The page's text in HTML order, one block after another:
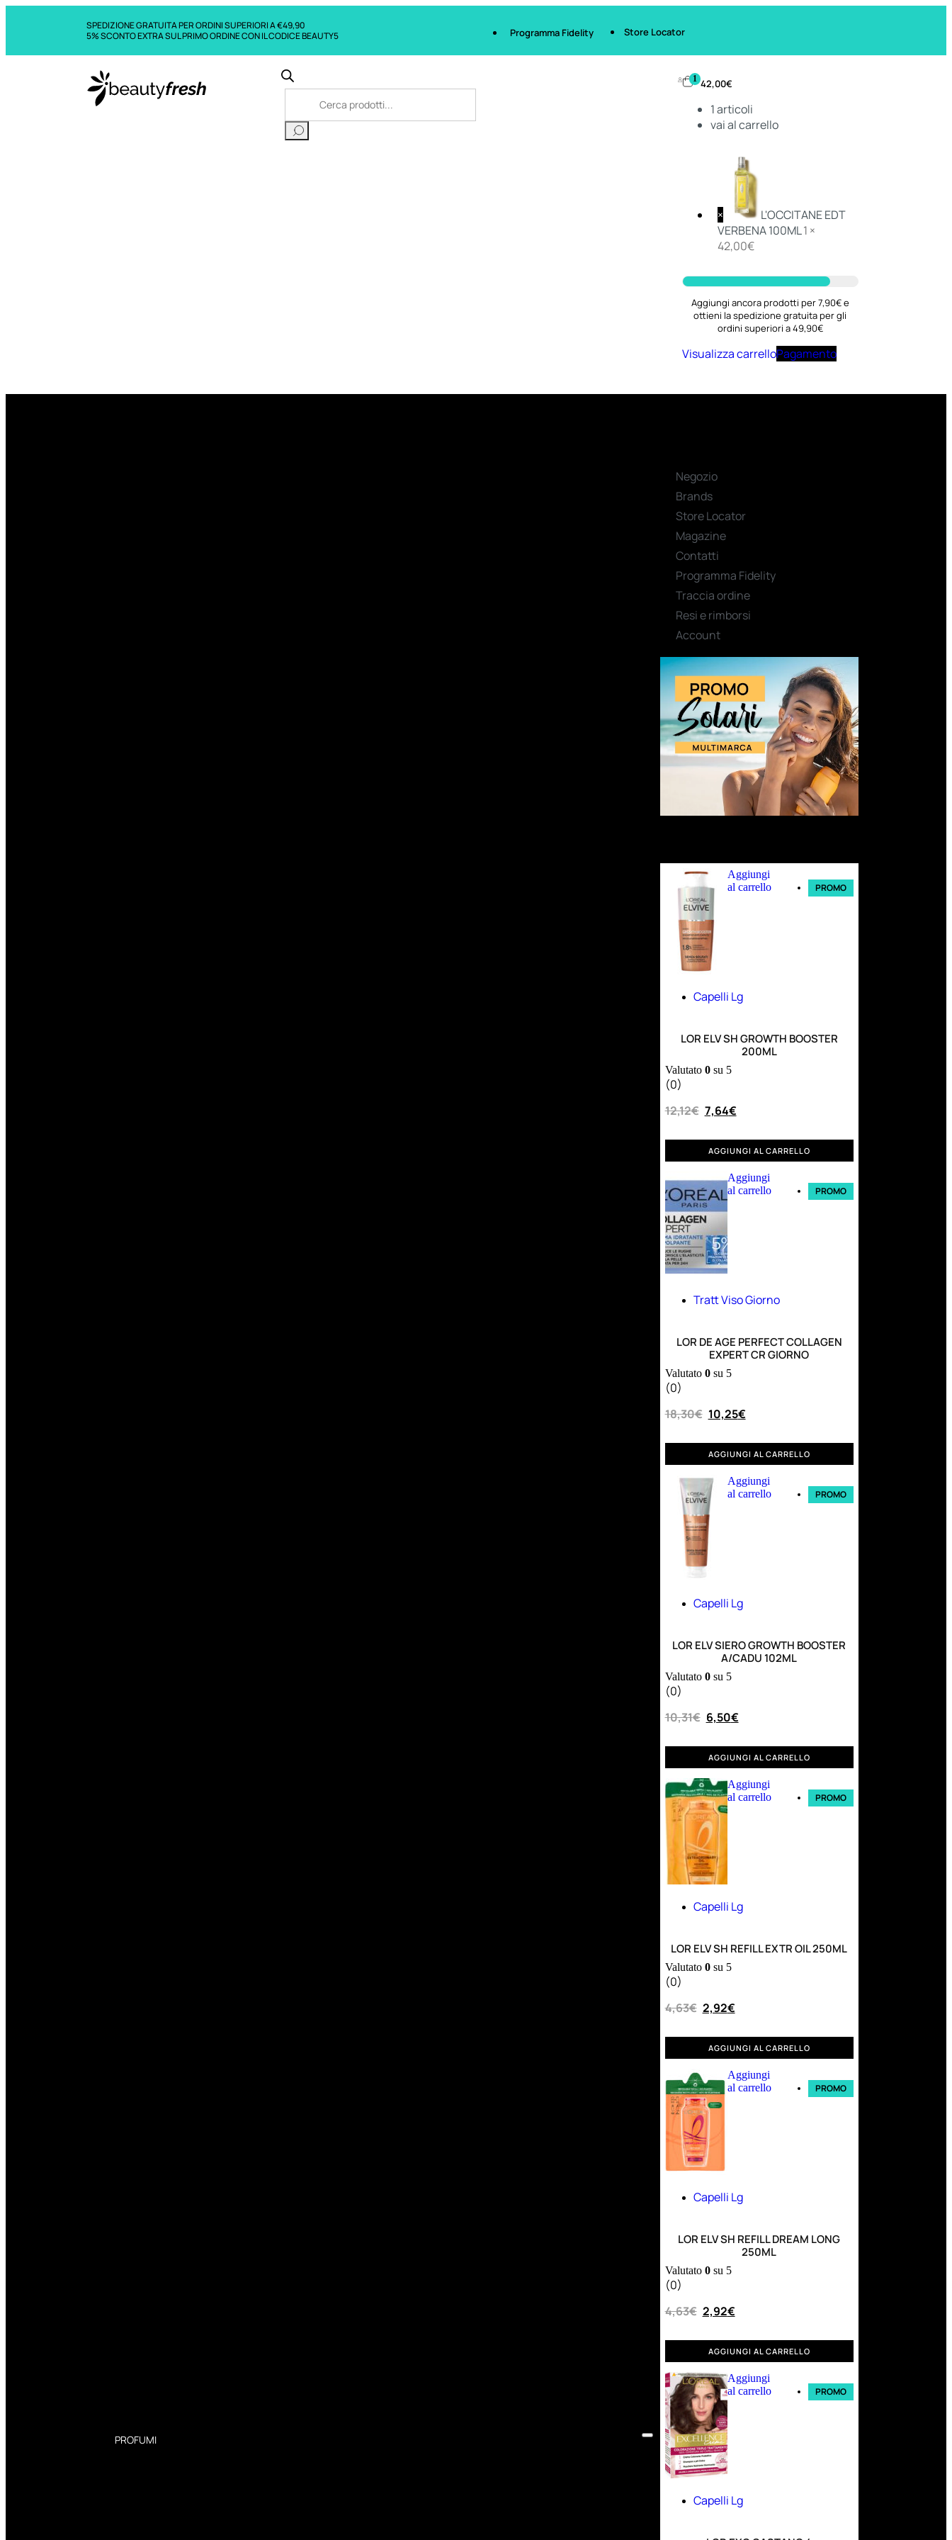
SPEDIZIONE GRATUITA PER ORDINI SUPERIORI A €49,90
5% SCONTO EXTRA SUL PRIMO ORDINE CON IL CODICE BEAUTY5
Programma Fidelity Store Locator
1 42,00€
1articoli
vai al carrello
×
L'OCCITANE EDT
VERBENA 100ML1 ×
42,00€
Aggiungi ancora prodotti per 7,90€ e
ottieni la spedizione gratuita per gli
ordini superiori a 49,90€
Visualizza carrelloPagamento
PROFUMI
Negozio
Brands
Store Locator
Magazine
Contatti
Programma Fidelity
Traccia ordine
Resi e rimborsi
Account
Aggiungi
al carrello
PROMO
Capelli Lg
LOR ELV SH GROWTH BOOSTER
200ML
Valutato 0su 5
(0)
12,12€ 7,64€
AGGIUNGI AL CARRELLO
Aggiungi
al carrello
PROMO
Tratt Viso Giorno
LOR DE AGE PERFECT COLLAGEN
EXPERT CR GIORNO
Valutato 0su 5
(0)
18,30€ 10,25€
AGGIUNGI AL CARRELLO
Aggiungi
al carrello
PROMO
Capelli Lg
LOR ELV SIERO GROWTH BOOSTER
A/CADU 102ML
Valutato 0su 5
(0)
10,31€ 6,50€
AGGIUNGI AL CARRELLO
Aggiungi
al carrello
PROMO
Capelli Lg
LOR ELV SH REFILL EXTR OIL 250ML
Valutato 0su 5
(0)
4,63€ 2,92€
AGGIUNGI AL CARRELLO
Aggiungi
al carrello
PROMO
Capelli Lg
LOR ELV SH REFILL DREAM LONG
250ML
Valutato 0su 5
(0)
4,63€ 2,92€
AGGIUNGI AL CARRELLO
Aggiungi
al carrello
PROMO
Capelli Lg